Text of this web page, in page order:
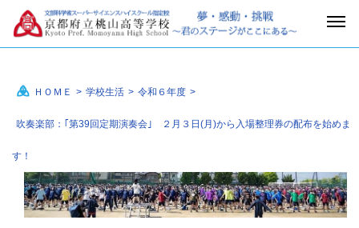
ＨＯＭＥ > 学校生活 > 令和６年度 >
吹奏楽部：｢第39回定期演奏会｣ ２月３日(月)から入場整理券の配布を始めま
す！